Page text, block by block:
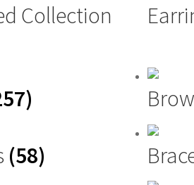
Collection
(58)